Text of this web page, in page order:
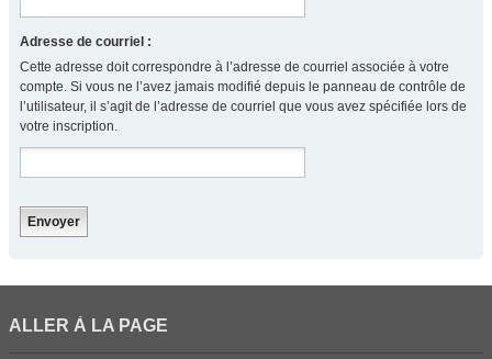
Adresse de courriel :
Cette adresse doit correspondre à l’adresse de courriel associée à votre
compte. Si vous ne l’avez jamais modifié depuis le panneau de contrôle de
l’utilisateur, il s’agit de l’adresse de courriel que vous avez spécifiée lors de
votre inscription.
ALLER À LA PAGE